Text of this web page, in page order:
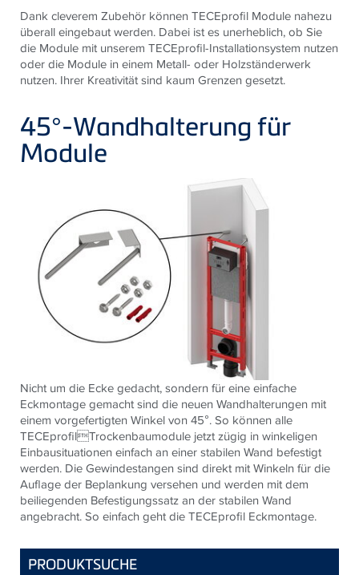
Dank cleverem Zubehör können TECEprofil Module nahezu
überall eingebaut werden. Dabei ist es unerheblich, ob Sie
die Module mit unserem TECEprofil-Installationsystem nutzen
oder die Module in einem Metall- oder Holzständerwerk
nutzen. Ihrer Kreativität sind kaum Grenzen gesetzt.
45°-Wandhalterung für
Module
Nicht um die Ecke gedacht, sondern für eine einfache
Eckmontage gemacht sind die neuen Wandhalterungen mit
einem vorgefertigten Winkel von 45°. So können alle
TECEprofilTrockenbaumodule jetzt zügig in winkeligen
Einbausituationen einfach an einer stabilen Wand befestigt
werden. Die Gewindestangen sind direkt mit Winkeln für die
Auflage der Beplankung versehen und werden mit dem
beiliegenden Befestigungssatz an der stabilen Wand
angebracht. So einfach geht die TECEprofil Eckmontage.
PRODUKTSUCHE